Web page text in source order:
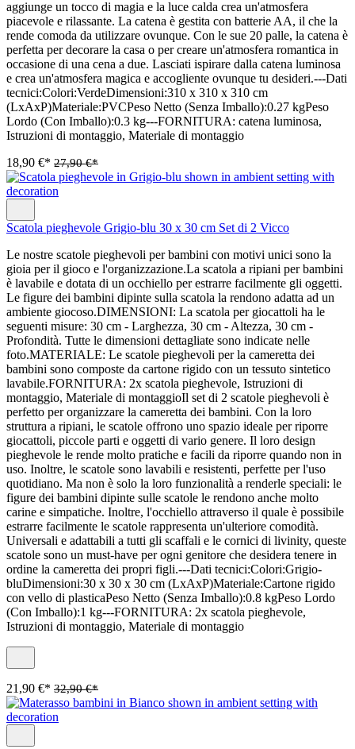
aggiunge un tocco di magia e la luce calda crea un'atmosfera
piacevole e rilassante. La catena è gestita con batterie AA, il che la
rende comoda da utilizzare ovunque. Con le sue 20 palle, la catena è
perfetta per decorare la casa o per creare un'atmosfera romantica in
occasione di una cena a due. Lasciati ispirare dalla catena luminosa
e crea un'atmosfera magica e accogliente ovunque tu desideri.---Dati
tecnici:Colori:VerdeDimensioni:310 x 310 x 310 cm
(LxAxP)Materiale:PVCPeso Netto (Senza Imballo):0.27 kgPeso
Lordo (Con Imballo):0.3 kg---FORNITURA: catena luminosa,
Istruzioni di montaggio, Materiale di montaggio
18,90 €* 27,90 €*
Scatola pieghevole Grigio-blu 30 x 30 cm Set di 2 Vicco
Le nostre scatole pieghevoli per bambini con motivi unici sono la
gioia per il gioco e l'organizzazione.La scatola a ripiani per bambini
è lavabile e dotata di un occhiello per estrarre facilmente gli oggetti.
Le figure dei bambini dipinte sulla scatola la rendono adatta ad un
ambiente giocoso.DIMENSIONI: La scatola per giocattoli ha le
seguenti misure: 30 cm - Larghezza, 30 cm - Altezza, 30 cm -
Profondità. Tutte le dimensioni dettagliate sono indicate nelle
foto.MATERIALE: Le scatole pieghevoli per la cameretta dei
bambini sono composte da cartone rigido con un tessuto sintetico
lavabile.FORNITURA: 2x scatola pieghevole, Istruzioni di
montaggio, Materiale di montaggioIl set di 2 scatole pieghevoli è
perfetto per organizzare la cameretta dei bambini. Con la loro
struttura a ripiani, le scatole offrono uno spazio ideale per riporre
giocattoli, piccole parti e oggetti di vario genere. Il loro design
pieghevole le rende molto pratiche e facili da riporre quando non in
uso. Inoltre, le scatole sono lavabili e resistenti, perfette per l'uso
quotidiano. Ma non è solo la loro funzionalità a renderle speciali: le
figure dei bambini dipinte sulle scatole le rendono anche molto
carine e simpatiche. Inoltre, l'occhiello attraverso il quale è possibile
estrarre facilmente le scatole rappresenta un'ulteriore comodità.
Universali e adattabili a tutti gli scaffali e le cornici di livinity, queste
scatole sono un must-have per ogni genitore che desidera tenere in
ordine la cameretta dei propri figli.---Dati tecnici:Colori:Grigio-
bluDimensioni:30 x 30 x 30 cm (LxAxP)Materiale:Cartone rigido
con vello di plasticaPeso Netto (Senza Imballo):0.8 kgPeso Lordo
(Con Imballo):1 kg---FORNITURA: 2x scatola pieghevole,
Istruzioni di montaggio, Materiale di montaggio
21,90 €* 32,90 €*